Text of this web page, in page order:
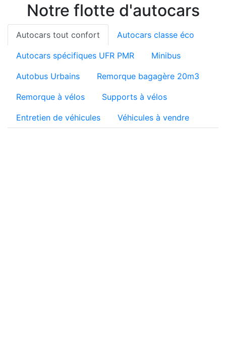
Notre flotte d'autocars
Autocars tout confort Autocars classe éco
Autocars spécifiques UFR PMR Minibus
Autobus Urbains Remorque bagagère 20m3
Remorque à vélos Supports à vélos
Entretien de véhicules Véhicules à vendre